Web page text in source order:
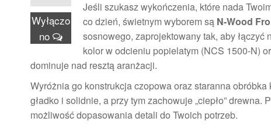
Wyłączo
no
Jeśli szukasz wykończenia, które nada
co dzień, świetnym wyborem są N-Wood
sosnowego, zaprojektowany tak, aby łączyć
kolor w odcieniu popielatym (NCS 1500-N)
dominuje nad resztą aranżacji.
Wyróżnia go konstrukcja czopowa oraz staranna
gładko i solidnie, a przy tym zachowuje „ciepło”
możliwość dopasowania detali do Twoich potrzeb.